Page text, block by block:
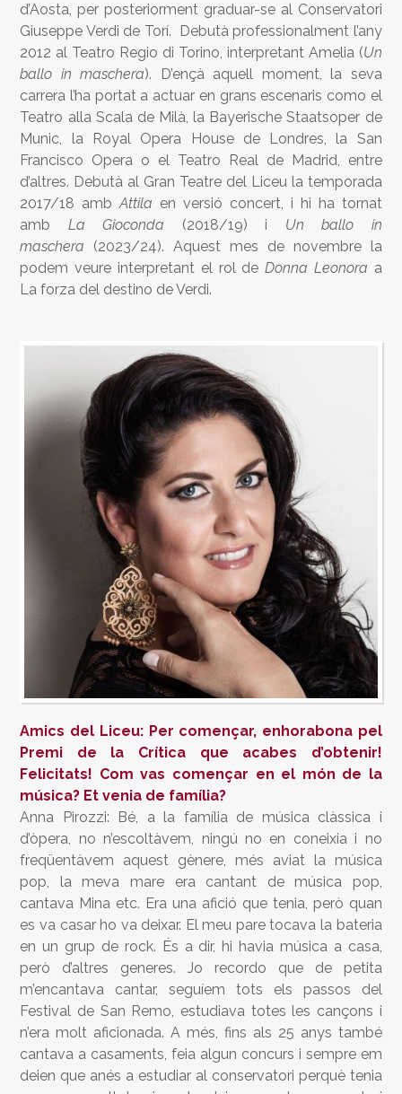
d’Aosta, per posteriorment graduar-se al Conservatori
Giuseppe Verdi de Torí. Debutà professionalment l’any
2012 al Teatro Regio di Torino, interpretant Amelia (Un
ballo in maschera). D’ençà aquell moment, la seva
carrera l’ha portat a actuar en grans escenaris como el
Teatro alla Scala de Milà, la Bayerische Staatsoper de
Munic, la Royal Opera House de Londres, la San
Francisco Opera o el Teatro Real de Madrid, entre
d’altres. Debutà al Gran Teatre del Liceu la temporada
2017/18 ambAttila en versió concert, i hi ha tornat
amb La Gioconda (2018/19) i Un ballo in
maschera (2023/24). Aquest mes de novembre la
podem veure interpretant el rol deDonna Leonora a
La forza del destino de Verdi.
Amics del Liceu: Per començar, enhorabona pel
Premi de la Crítica que acabes d’obtenir!
Felicitats! Com vas començar en el món de la
música? Et venia de família?
Anna Pirozzi: Bé, a la família de música clàssica i
d’òpera, no n’escoltàvem, ningú no en coneixia i no
freqüentàvem aquest gènere, més aviat la música
pop, la meva mare era cantant de música pop,
cantava Mina etc. Era una afició que tenia, però quan
es va casar ho va deixar. El meu pare tocava la bateria
en un grup de rock. És a dir, hi havia música a casa,
però d’altres generes. Jo recordo que de petita
m’encantava cantar, seguíem tots els passos del
Festival de San Remo, estudiava totes les cançons i
n’era molt aficionada. A més, fins als 25 anys també
cantava a casaments, feia algun concurs i sempre em
deien que anés a estudiar al conservatori perquè tenia